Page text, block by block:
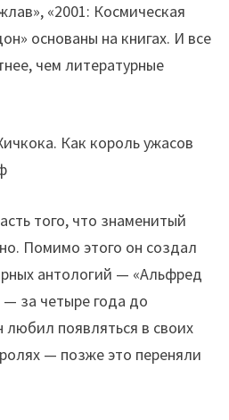
«2001: Космическая
основаны на книгах. И все
чем литературные
того, что знаменитый
Помимо этого он создал
антологий — «Альфред
за четыре года до
любил появляться в своих
— позже это переняли